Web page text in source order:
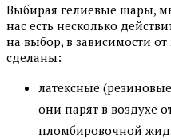
Выбирая гелиевые шары,
нас есть несколько
на выбор, в зависимости
сделаны:
латексные
они парят в воздухе
пломбировочной